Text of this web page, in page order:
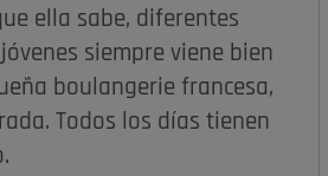
ella sabe, diferentes
siempre viene bien
boulangerie francesa,
Todos los días tienen